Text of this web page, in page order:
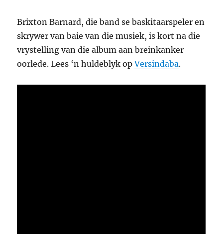
Brixton Barnard, die band se baskitaarspeler en
skrywer van baie van die musiek, is kort na die
vrystelling van die album aan breinkanker
oorlede. Lees ‘n huldeblyk opVersindaba.